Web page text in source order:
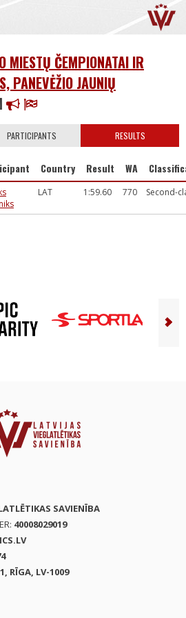
MIESTŲ ČEMPIONATAI IR
PANEVĖŽIO JAUNIŲ
PARTICIPANTS RESULTS
Country Result WA
LAT 1:59.60 770 Second-
SAVIENĪBA
40008029019
RĪGA, LV-1009